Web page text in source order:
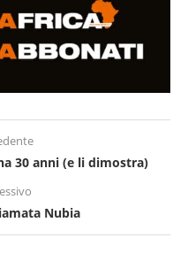
30 anni (e li dimostra)
Nubia